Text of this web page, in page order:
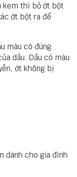
kem thì bỏ ớt bột
ớt bột ra để
màu có đúng
dầu. Dầu có màu
ớt không bị
dành cho gia đình